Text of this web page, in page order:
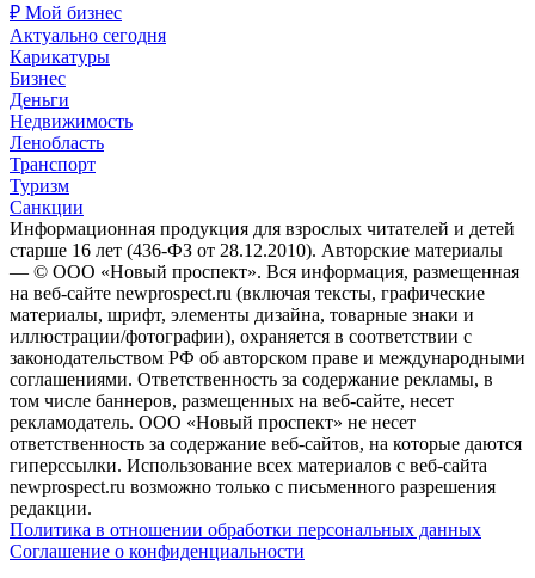
₽ Мой бизнес
Актуально сегодня
Карикатуры
Бизнес
Деньги
Недвижимость
Ленобласть
Транспорт
Туризм
Санкции
Информационная продукция для взрослых читателей и детей
старше 16 лет (436-ФЗ от 28.12.2010). Авторские материалы
— © ООО «Новый проспект». Вся информация, размещенная
на веб-сайте newprospect.ru (включая тексты, графические
материалы, шрифт, элементы дизайна, товарные знаки и
иллюстрации/фотографии), охраняется в соответствии с
законодательством РФ об авторском праве и международными
соглашениями. Ответственность за содержание рекламы, в
том числе баннеров, размещенных на веб-сайте, несет
рекламодатель. ООО «Новый проспект» не несет
ответственность за содержание веб-сайтов, на которые даются
гиперссылки. Использование всех материалов с веб-сайта
newprospect.ru возможно только с письменного разрешения
редакции.
Политика в отношении обработки персональных данных
Соглашение о конфиденциальности